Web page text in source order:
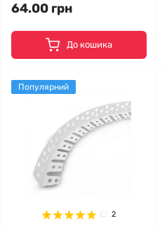
64.00 грн
До кошика
Популярний
2